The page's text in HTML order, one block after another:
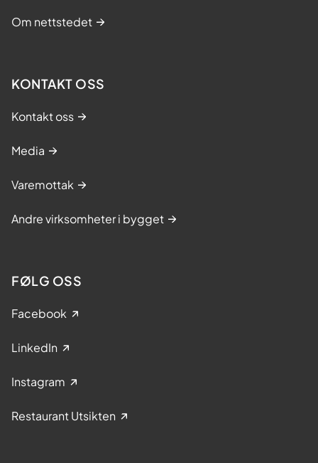
Om nettstedet
KONTAKT OSS
Kontakt oss
Media
Varemottak
Andre virksomheter i bygget
FØLG OSS
Facebook
LinkedIn
Instagram
Restaurant Utsikten